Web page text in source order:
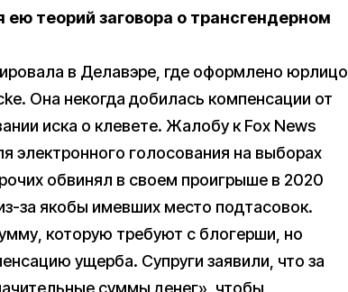
теорий заговора о трансгендерном
в Делавэре, где оформлено юрлицо
Она некогда добилась компенсации от
иска о клевете. Жалобу к Fox News
электронного голосования на выборах
обвинял в своем проигрыше в 2020
за якобы имевших место подтасовок.
которую требуют с блогерши, но
ущерба. Супруги заявили, что за